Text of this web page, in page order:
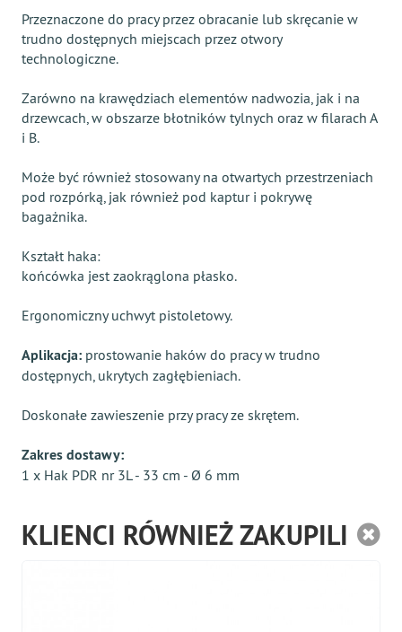
Przeznaczone do pracy przez obracanie lub skręcanie w
trudno dostępnych miejscach przez otwory
technologiczne.
Zarówno na krawędziach elementów nadwozia, jak i na
drzewcach, w obszarze błotników tylnych oraz w filarach A
i B.
Może być również stosowany na otwartych przestrzeniach
pod rozpórką, jak również pod kaptur i pokrywę
bagażnika.
Kształt haka:
końcówka jest zaokrąglona płasko.
Ergonomiczny uchwyt pistoletowy.
Aplikacja: prostowanie haków do pracy w trudno
dostępnych, ukrytych zagłębieniach.
Doskonałe zawieszenie przy pracy ze skrętem.
Zakres dostawy:
1 x Hak PDR nr 3L - 33 cm - Ø 6 mm
KLIENCI RÓWNIEŻ ZAKUPILI